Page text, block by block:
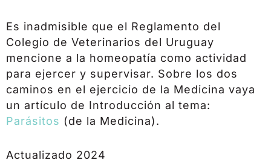
Es inadmisible que el Reglamento del
Colegio de Veterinarios del Uruguay
mencione a la homeopatía como actividad
para ejercer y supervisar. Sobre los dos
caminos en el ejercicio de la Medicina vaya
un artículo de Introducción al tema:
Parásitos (de la Medicina).
Actualizado 2024